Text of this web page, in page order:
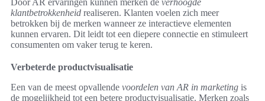
klantbetrokkenheid realiseren. Klanten voelen zich meer
betrokken bij de merken wanneer ze interactieve elementen
kunnen ervaren. Dit leidt tot een diepere connectie en stimuleert
consumenten om vaker terug te keren.
Verbeterde productvisualisatie
Een van de meest opvallende voordelen van AR in marketing is
de mogelijkheid tot een betere productvisualisatie. Merken zoals